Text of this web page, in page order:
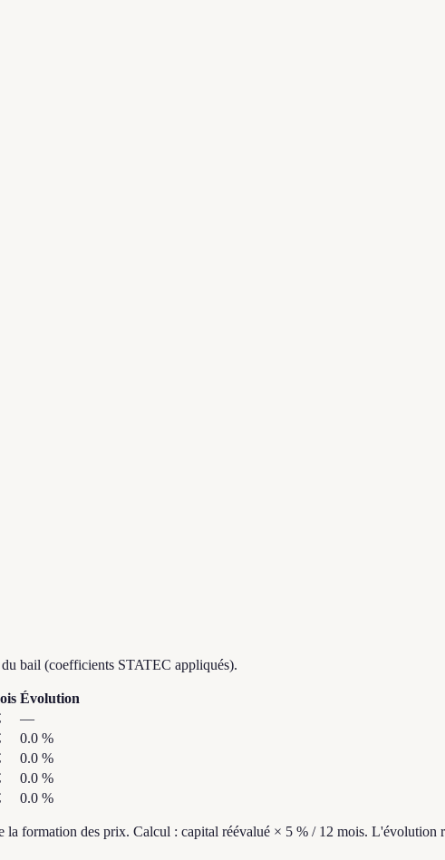
bail (coefficients STATEC appliqués).
Évolution
—
0.0 %
0.0 %
0.0 %
0.0 %
formation des prix. Calcul : capital réévalué × 5 % / 12 mois. L'évolution